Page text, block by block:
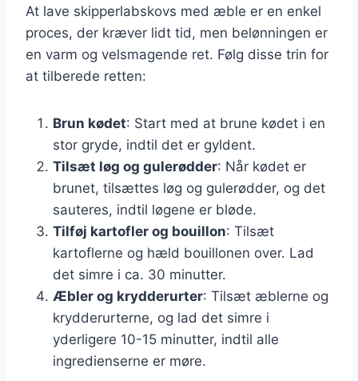
At lave skipperlabskovs med æble er en enkel
proces, der kræver lidt tid, men belønningen er
en varm og velsmagende ret. Følg disse trin for
at tilberede retten:
Brun kødet: Start med at brune kødet i en
stor gryde, indtil det er gyldent.
Tilsæt løg og gulerødder: Når kødet er
brunet, tilsættes løg og gulerødder, og det
sauteres, indtil løgene er bløde.
Tilføj kartofler og bouillon: Tilsæt
kartoflerne og hæld bouillonen over. Lad
det simre i ca. 30 minutter.
Æbler og krydderurter: Tilsæt æblerne og
krydderurterne, og lad det simre i
yderligere 10-15 minutter, indtil alle
ingredienserne er møre.